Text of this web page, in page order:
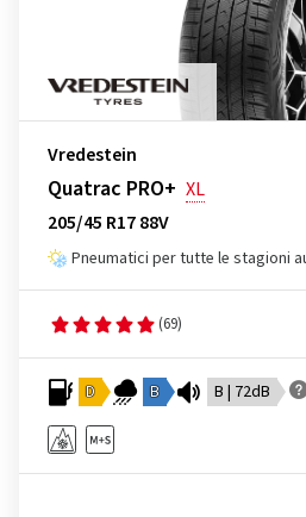
Vredestein
Quatrac PRO+ XL
205/45 R17 88V
Pneumatici per tutte le stagioni
(69)
D B B | 72dB